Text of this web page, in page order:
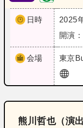
日時
2025
開演
会場 東京
熊川哲也（